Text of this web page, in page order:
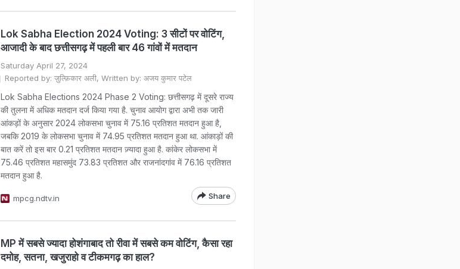
Lok Sabha Election 2024 Voting: 3 सीटों पर वोटिंग,
आजादी के बाद छत्तीसगढ़ में पहली बार 46 गांवों में मतदान
Saturday April 27, 2024
Reported by: ज़ुल्फ़िकार अली, Written by: अजय कुमार पटेल
Lok Sabha Elections 2024 Phase 2 Voting: छत्तीसगढ़ में दूसरे राज्य
की तुलना में अधिक मतदान दर्ज किया गया है. चुनाव आयोग द्वारा अभी तक जारी
आंकड़ों के अनुसार 2024 लोकसभा चुनाव में 75.16 प्रतिशत मतदान हुआ है,
जबकि 2019 के लोकसभा चुनाव में 74.95 प्रतिशत मतदान हुआ था. आंकाड़ों की
बात करें तो इस बार 0.21 प्रतिशत मतदान ज़्यादा हुआ है. कांकेर लोकसभा में
75.46 प्रतिशत महासमुंद 73.83 प्रतिशत और राजनांदगांव में 76.16 प्रतिशत
मतदान हुआ है.
mpcg.ndtv.in Share
MP में सबसे ज्यादा होशंगाबाद तो रीवा में सबसे कम वोटिंग, कैसा रहा
दमोह, सतना, खजुराहो व टीकमगढ़ का हाल?